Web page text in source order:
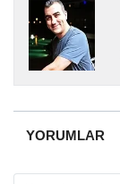
YORUMLAR